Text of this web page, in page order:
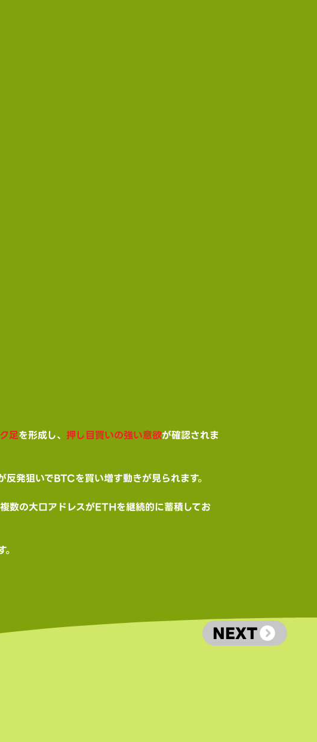
足を形成し、 押し目買いの強い意欲が確認されま
発狙いでBTCを買い増す動きが見られます。
数の大口アドレスがETHを継続的に蓄積してお
NEXT